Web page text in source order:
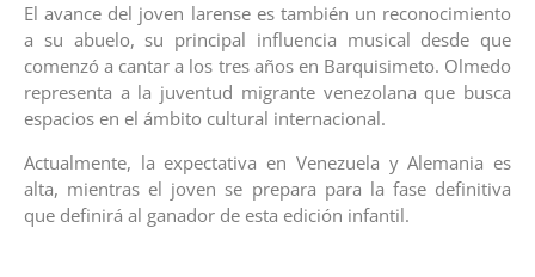
El avance del joven larense es también un reconocimiento
a su abuelo, su principal influencia musical desde que
comenzó a cantar a los tres años en Barquisimeto. Olmedo
representa a la juventud migrante venezolana que busca
espacios en el ámbito cultural internacional.
Actualmente, la expectativa en Venezuela y Alemania es
alta, mientras el joven se prepara para la fase definitiva
que definirá al ganador de esta edición infantil.